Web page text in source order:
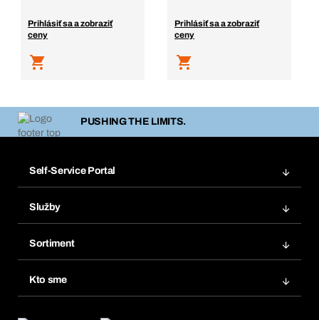
Prihlásiť sa a zobraziť
ceny
Prihlásiť sa a zobraziť
ceny
PUSHING THE LIMITS.
Self-Service Portal
Obľúbené
Opakované objednávky
Predplatné
Služby
Chemická databáza
eProcurement
Sortiment
Kto sme